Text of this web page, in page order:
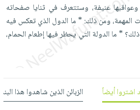
وعواقبها عنيفة، وستتعرف في ثنايا صفحاته
المهمة، ومن ذلك: * ما الدول الذي تعكس فيه
* ما الدولة التي يحظر فيها إطعام الحمام،
اشتروا أيضاً الزبائن الذين شاهدوا هذا